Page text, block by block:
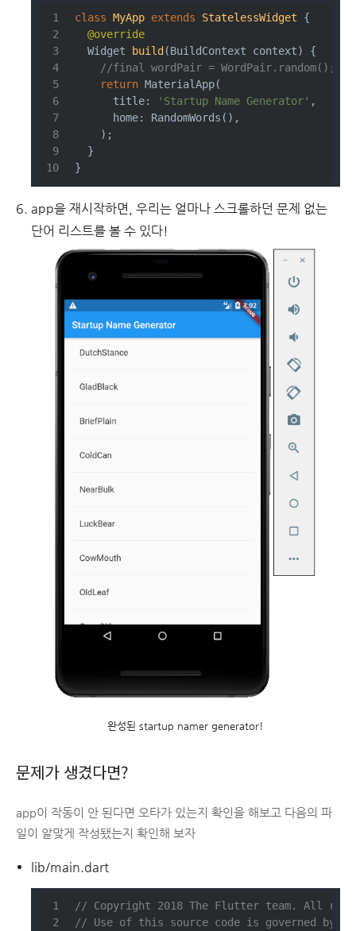
class MyApp extends StatelessWidget
{
@override
Widget
build (BuildContext context)
{
//final wordPair = WordPair.random();
return MaterialApp(
      title:
'Startup Name Generator' ,
      home: RandomWords(),
    );
  }
}
app을 재시작하면, 우리는 얼마나 스크롤하던 문제 없는
단어 리스트를 볼 수 있다!
완성된 startup namer generator!
문제가 생겼다면?
app이 작동이 안 된다면 오타가 있는지 확인을 해보고 다음의 파
일이 알맞게 작성됐는지 확인해 보자
lib/main.dart
// Copyright 2018 The Flutter team. All
// Use of this source code is governed by a